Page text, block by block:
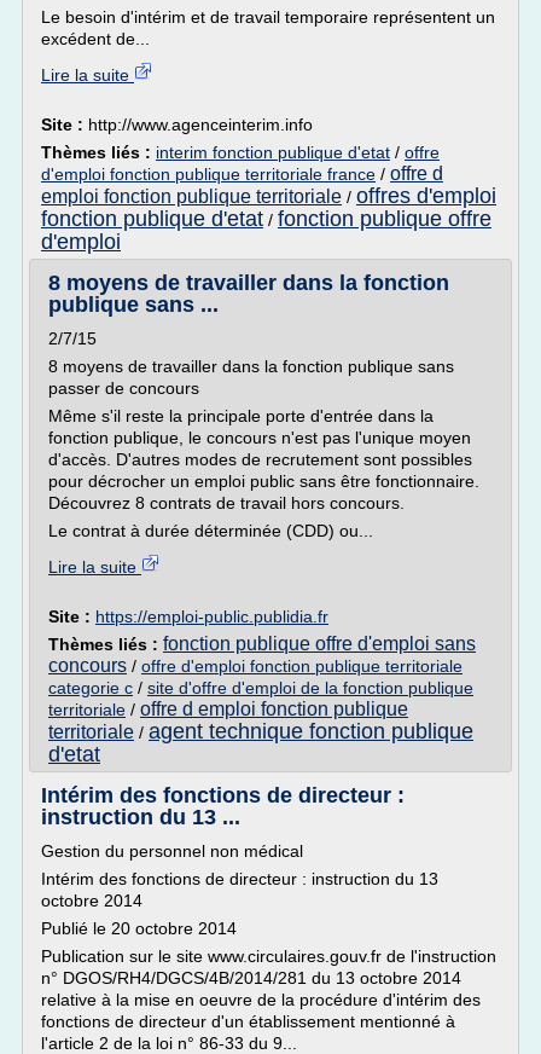
Le besoin d'intérim et de travail temporaire représentent un
excédent de...
Lire la suite
Site : http://www.agenceinterim.info
Thèmes liés : interim fonction publique d'etat / offre
d'emploi fonction publique territoriale france / offre d
emploi fonction publique territoriale / offres d'emploi
fonction publique d'etat / fonction publique offre
d'emploi
8 moyens de travailler dans la fonction
publique sans ...
2/7/15
8 moyens de travailler dans la fonction publique sans
passer de concours
Même s'il reste la principale porte d'entrée dans la
fonction publique, le concours n'est pas l'unique moyen
d'accès. D'autres modes de recrutement sont possibles
pour décrocher un emploi public sans être fonctionnaire.
Découvrez 8 contrats de travail hors concours.
Le contrat à durée déterminée (CDD) ou...
Lire la suite
Site : https://emploi-public.publidia.fr
Thèmes liés : fonction publique offre d'emploi sans
concours / offre d'emploi fonction publique territoriale
categorie c / site d'offre d'emploi de la fonction publique
territoriale / offre d emploi fonction publique
territoriale / agent technique fonction publique
d'etat
Intérim des fonctions de directeur :
instruction du 13 ...
Gestion du personnel non médical
Intérim des fonctions de directeur : instruction du 13
octobre 2014
Publié le 20 octobre 2014
Publication sur le site www.circulaires.gouv.fr de l'instruction
n° DGOS/RH4/DGCS/4B/2014/281 du 13 octobre 2014
relative à la mise en oeuvre de la procédure d'intérim des
fonctions de directeur d'un établissement mentionné à
l'article 2 de la loi n° 86-33 du 9...